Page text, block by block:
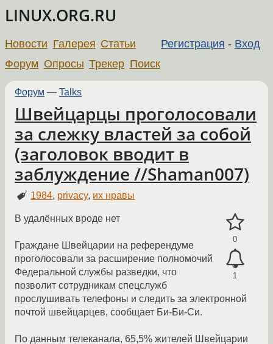
LINUX.ORG.RU
Регистрация - Вход
Новости Галерея Статьи
Форум Опросы Трекер Поиск
Форум — Talks
Швейцарцы проголосовали
за слежку властей за собой
(заголовок вводит в
заблуждение //Shaman007)
1984, privacy, их нравы
0
1
В удалённых вроде нет
Граждане Швейцарии на референдуме
проголосовали за расширение полномочий
Федеральной службы разведки, что
позволит сотрудникам спецслужб
прослушивать телефоны и следить за электронной
почтой швейцарцев, сообщает Би-Би-Си.
По данным телеканала, 65,5% жителей Швейцарии